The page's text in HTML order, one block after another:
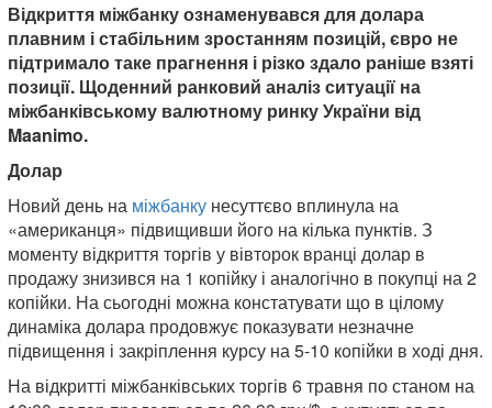
Відкриття міжбанку ознаменувався для долара
плавним і стабільним зростанням позицій, євро не
підтримало таке прагнення і різко здало раніше взяті
позиції. Щоденний ранковий аналіз ситуації на
міжбанківському валютному ринку України від
Maanimo.
Долар
Новий день на міжбанку несуттєво вплинула на
«американця» підвищивши його на кілька пунктів. З
моменту відкриття торгів у вівторок вранці долар в
продажу знизився на 1 копійку і аналогічно в покупці на 2
копійки. На сьогодні можна констатувати що в цілому
динаміка долара продовжує показувати незначне
підвищення і закріплення курсу на 5-10 копійки в ході дня.
На відкритті міжбанківських торгів 6 травня по станом на